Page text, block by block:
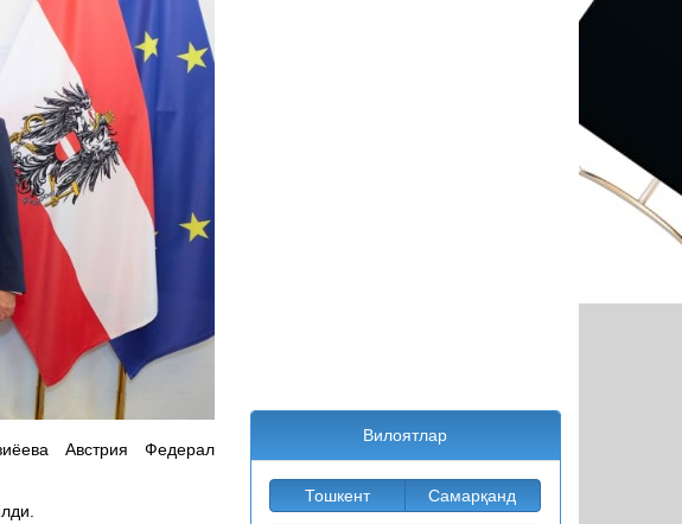
Австрия Федерал
Вилоятлар
Тошкент Самарқанд